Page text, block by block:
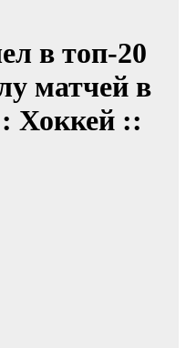
в топ-20
матчей в
Хоккей ::